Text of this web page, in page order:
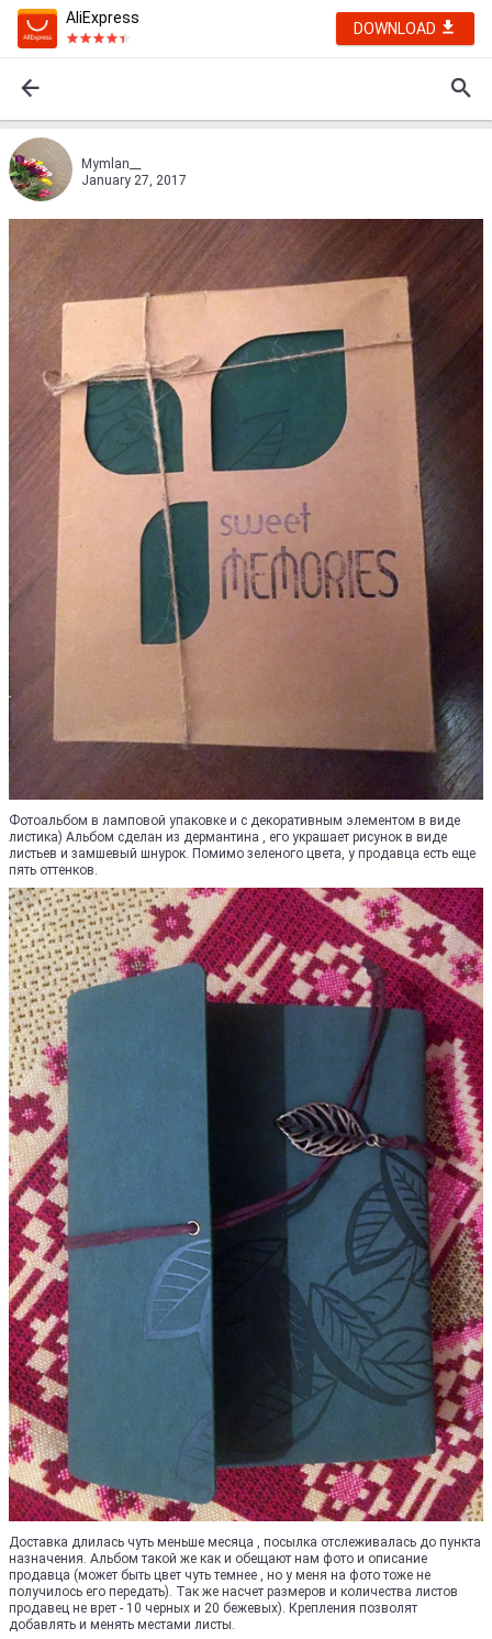
AliExpress
DOWNLOAD
Mymlan__
January 27, 2017
Фотоальбом в ламповой упаковке и с декоративным элементом в виде
листика) Альбом сделан из дермантина , его украшает рисунок в виде
листьев и замшевый шнурок. Помимо зеленого цвета, у продавца есть еще
пять оттенков.
Доставка длилась чуть меньше месяца , посылка отслеживалась до пункта
назначения. Альбом такой же как и обещают нам фото и описание
продавца (может быть цвет чуть темнее , но у меня на фото тоже не
получилось его передать). Так же насчет размеров и количества листов
продавец не врет - 10 черных и 20 бежевых). Крепления позволят
добавлять и менять местами листы.